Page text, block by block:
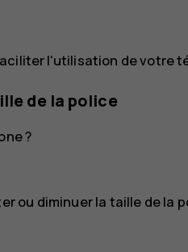
l'utilisation de votre
de la police
?
ou diminuer la taille de la